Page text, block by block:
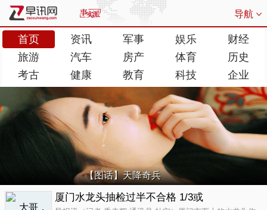
导航
首页 资讯 军事 娱乐
财经
旅游
汽车 房产 体育
历史
考古
健康 教育 科技 企业
【图话】天降奇兵
厦门水龙头抽检过半不合格 1/3或